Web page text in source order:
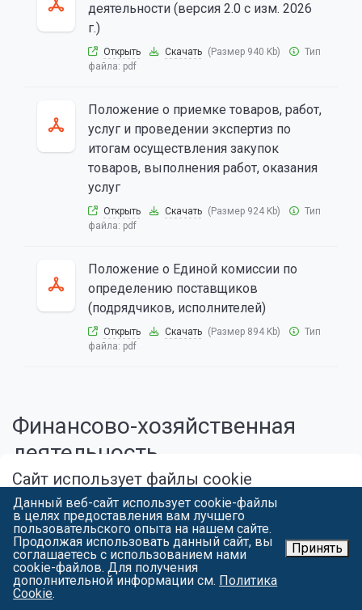
деятельности (версия 2.0 с изм. 2026
г.)
Открыть Скачать (Размер 940 Kb)
Тип
файла: pdf
Положение о приемке товаров, работ,
услуг и проведении экспертиз по
итогам осуществления закупок
товаров, выполнения работ, оказания
услуг
Открыть Скачать (Размер 924 Kb)
Тип
файла: pdf
Положение о Единой комиссии по
определению поставщиков
(подрядчиков, исполнителей)
Открыть Скачать (Размер 894 Kb)
Тип
файла: pdf
Финансово-хозяйственная
деятельность
Учетная политика целей
бухгалтерского учета на 2026 год
Открыть Скачать (Размер 24547 Kb)
Тип файла:pdf
Сайт использует файлы cookie
Продолжая работу с spbgau.ru, вы подтверждаете использование
сайтом cookie вашего браузера с целью улучшить предложения и
сервис на основе ваших предпочтений и интересов. Вы можете
ознакомитьсяс условиями и принципами их обработки. Вы можете
запретить сохранение cookie в настройках своего браузера.
Я СОГЛАСЕН
Данный веб-сайт использует cookie-файлы
в целях предоставления вам лучшего
пользовательского опыта на нашем сайте.
Продолжая использовать данный сайт, вы
соглашаетесь с использованием нами
cookie-файлов. Для получения
дополнительной информации см. Политика
Cookie.
Принять